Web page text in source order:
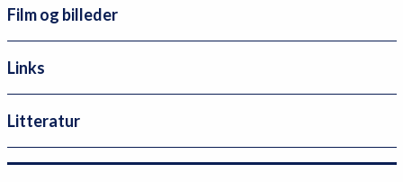
v
i
c
e
m
e
n
Film og billeder
Links
Litteratur
P